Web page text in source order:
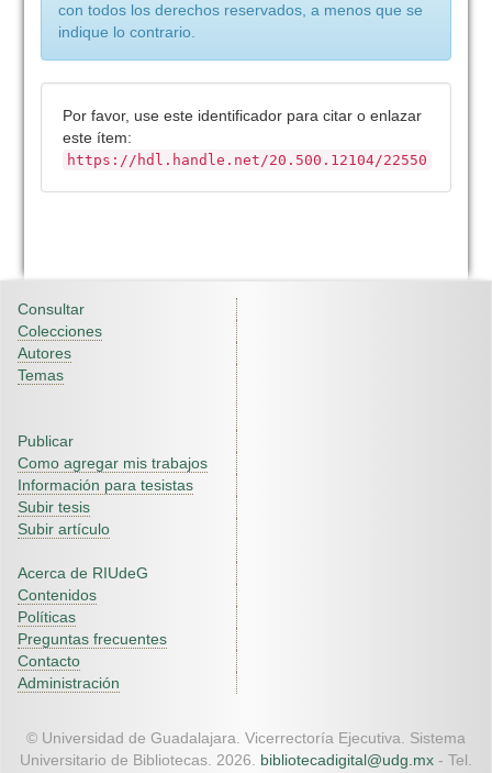
con todos los derechos reservados, a menos que se
indique lo contrario.
Por favor, use este identificador para citar o enlazar
este ítem:
https://hdl.handle.net/20.500.12104/22550
Consultar
Colecciones
Autores
Temas
Publicar
Como agregar mis trabajos
Información para tesistas
Subir tesis
Subir artículo
Acerca de RIUdeG
Contenidos
Políticas
Preguntas frecuentes
Contacto
Administración
© Universidad de Guadalajara. Vicerrectoría Ejecutiva. Sistema
Universitario de Bibliotecas. 2026. bibliotecadigital@udg.mx - Tel.